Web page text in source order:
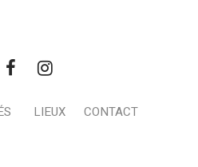
LIEUX CONTACT